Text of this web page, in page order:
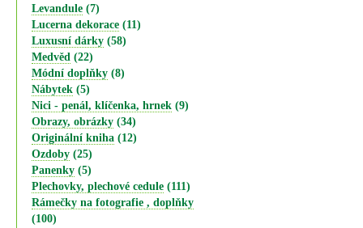
Levandule (7)
Lucerna dekorace (11)
Luxusní dárky (58)
Medvěd (22)
Módní doplňky (8)
Nábytek (5)
Nici - penál, klíčenka, hrnek (9)
Obrazy, obrázky (34)
Originální kniha (12)
Ozdoby (25)
Panenky (5)
Plechovky, plechové cedule (111)
Rámečky na fotografie , doplňky
(100)